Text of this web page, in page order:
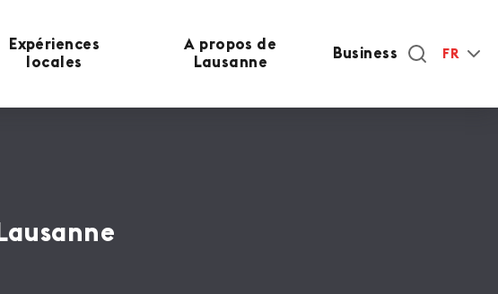
Expériences
locales
A propos de
Lausanne
Business FR